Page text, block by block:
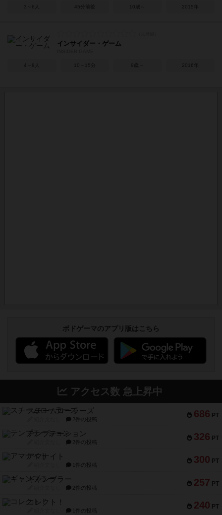
3～6人 45分前後 10歳～ 2015年
インサイダー・ゲーム
4～8人 10～15分 9歳～ 2016年
ボドゲーマのアプリ版はこちら
アクセス数 急上昇中
686 PT
スチームローラーズ
2件の投稿
326 PT
テンプテーション
2件の投稿
300 PT
アマナイト
1件の投稿
257 PT
ギャンブラー
2件の投稿
240 PT
コレクト！
1件の投稿